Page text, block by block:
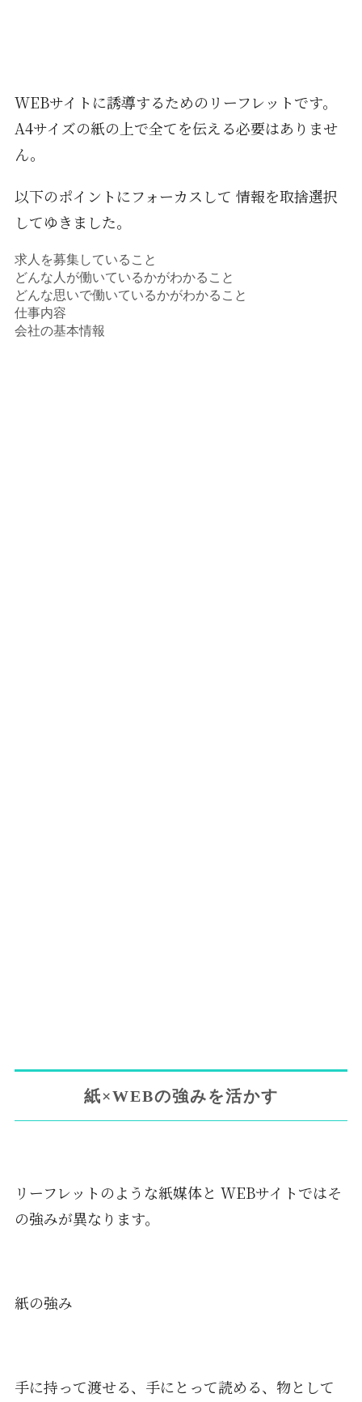
WEBサイトに誘導するためのリーフレットです。
A4サイズの紙の上で全てを伝える必要はありませ
ん。
以下のポイントにフォーカスして 情報を取捨選択
してゆきました。
求人を募集していること
どんな人が働いているかがわかること
どんな思いで働いているかがわかること
仕事内容
会社の基本情報
紙×WEBの強みを活かす
リーフレットのような紙媒体と WEBサイトではそ
の強みが異なります。
紙の強み
手に持って渡せる、手にとって読める、物として